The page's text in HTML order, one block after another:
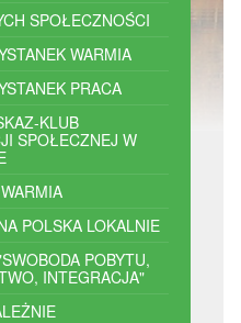
SPOŁECZNOŚCI
WARMIA
PRACA
KLUB
SPOŁECZNEJ W
POLSKA LOKALNIE
POBYTU,
INTEGRACJA"